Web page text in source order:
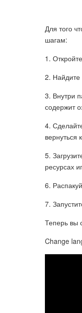
Для того
шагам:
1.
2. Найдите
3. Внутри
содержит
4.
вернуться
5.
ресурсах
6.
7.
Теперь вы
Change